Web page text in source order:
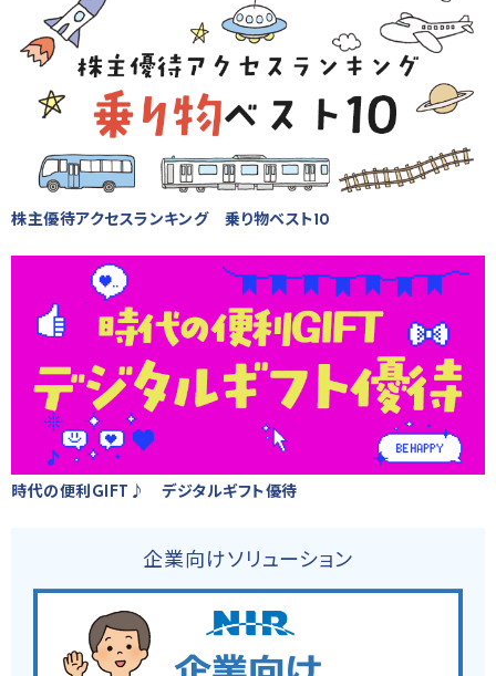
株主優待アクセスランキング 乗り物ベスト10
時代の便利GIFT♪ デジタルギフト優待
企業向けソリューション